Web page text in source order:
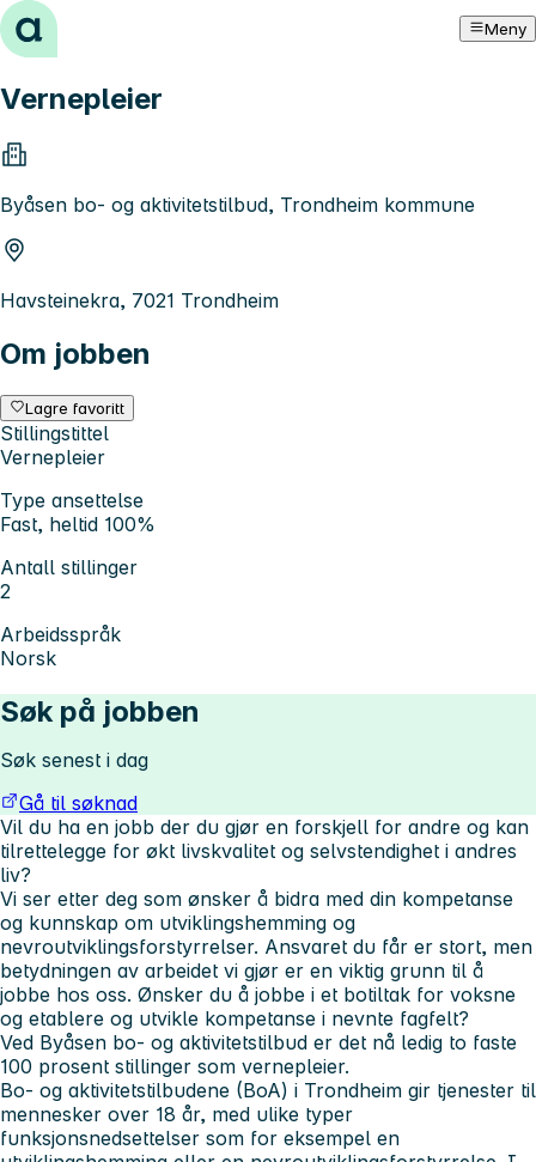
Hopp til innhold Meny
Vernepleier
Byåsen bo- og aktivitetstilbud, Trondheim kommune
Havsteinekra, 7021 Trondheim
Om jobben
Lagre favoritt
Stillingstittel
Vernepleier
Type ansettelse
Fast, heltid 100%
Antall stillinger
2
Arbeidsspråk
Norsk
Søk på jobben
Søk senest i dag
Gå til søknad
Vil du ha en jobb der du gjør en forskjell for andre og kan
tilrettelegge for økt livskvalitet og selvstendighet i andres
liv?
Vi ser etter deg som ønsker å bidra med din kompetanse
og kunnskap om utviklingshemming og
nevroutviklingsforstyrrelser. Ansvaret du får er stort, men
betydningen av arbeidet vi gjør er en viktig grunn til å
jobbe hos oss. Ønsker du å jobbe i et botiltak for voksne
og etablere og utvikle kompetanse i nevnte fagfelt?
Ved Byåsen bo- og aktivitetstilbud er det nå ledig to faste
100 prosent stillinger som vernepleier.
Bo- og aktivitetstilbudene (BoA) i Trondheim gir tjenester til
mennesker over 18 år, med ulike typer
funksjonsnedsettelser som for eksempel en